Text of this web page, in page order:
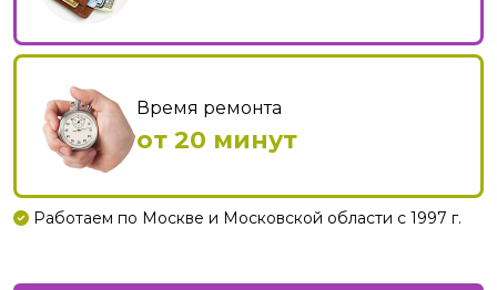
Время ремонта
от 20 минут
Работаем по Москве и Московской области с 1997 г.